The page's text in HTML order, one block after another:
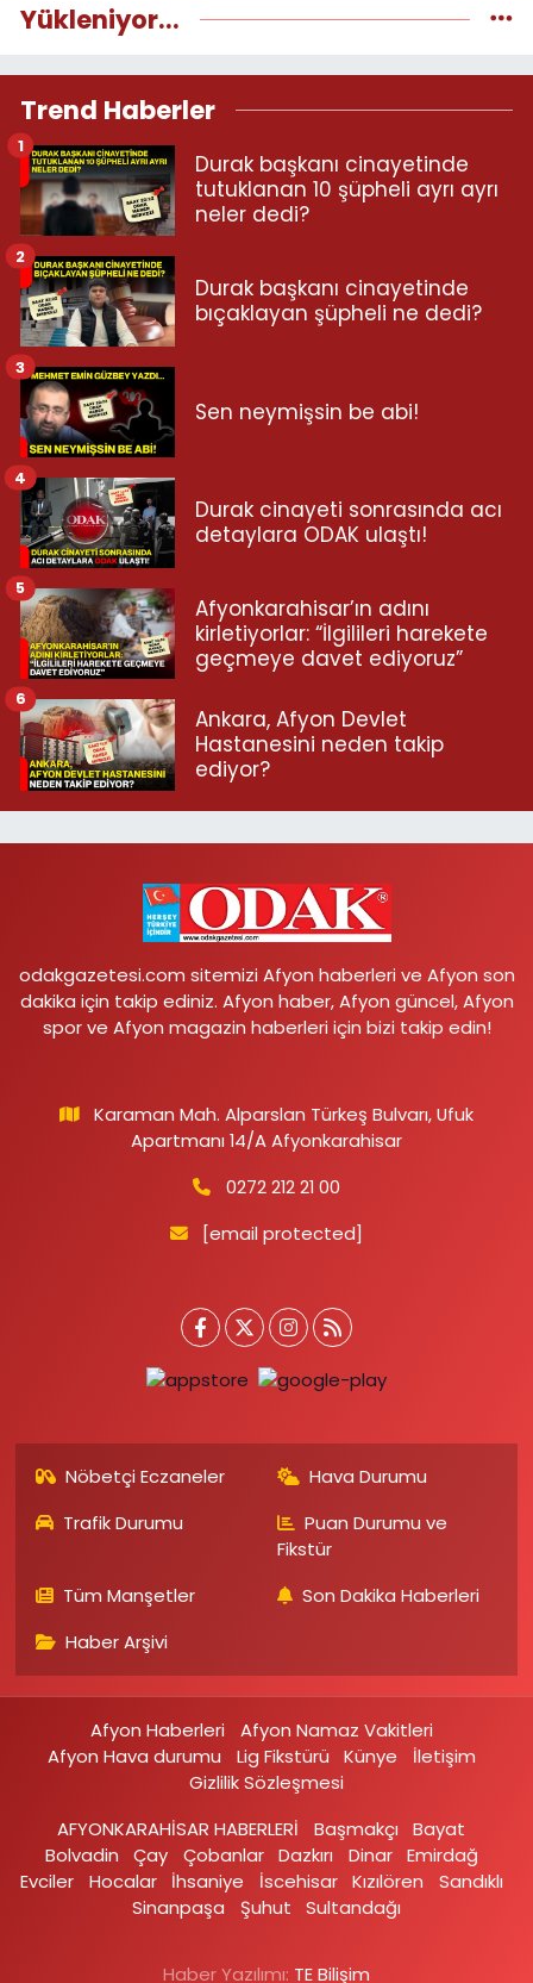
Yükleniyor...
Trend Haberler
Durak başkanı cinayetinde
tutuklanan 10 şüpheli ayrı ayrı
neler dedi?
1
Durak başkanı cinayetinde
bıçaklayan şüpheli ne dedi?
2
Sen neymişsin be abi!
3
Durak cinayeti sonrasında acı
detaylara ODAK ulaştı!
4
Afyonkarahisar’ın adını
kirletiyorlar: “İlgilileri harekete
geçmeye davet ediyoruz”
5
Ankara, Afyon Devlet
Hastanesini neden takip
ediyor?
6
odakgazetesi.com sitemizi Afyon haberleri ve Afyon son
dakika için takip ediniz. Afyon haber, Afyon güncel, Afyon
spor ve Afyon magazin haberleri için bizi takip edin!
Karaman Mah. Alparslan Türkeş Bulvarı, Ufuk
Apartmanı 14/A Afyonkarahisar
0272 212 21 00
[email protected]
Nöbetçi Eczaneler
Hava Durumu
Trafik Durumu
Puan Durumu ve
Fikstür
Tüm Manşetler
Son Dakika Haberleri
Haber Arşivi
Afyon Haberleri
Afyon Namaz Vakitleri
Afyon Hava durumu
Lig Fikstürü Künye
İletişim
Gizlilik Sözleşmesi
AFYONKARAHİSAR HABERLERİ
Başmakçı
Bayat
Bolvadin
Çay Çobanlar Dazkırı Dinar Emirdağ‎
Evciler‎
Hocalar İhsaniye‎ İscehisar Kızılören‎
Sandıklı‎
Sinanpaşa
Şuhut Sultandağı
Haber Yazılımı: TE Bilişim